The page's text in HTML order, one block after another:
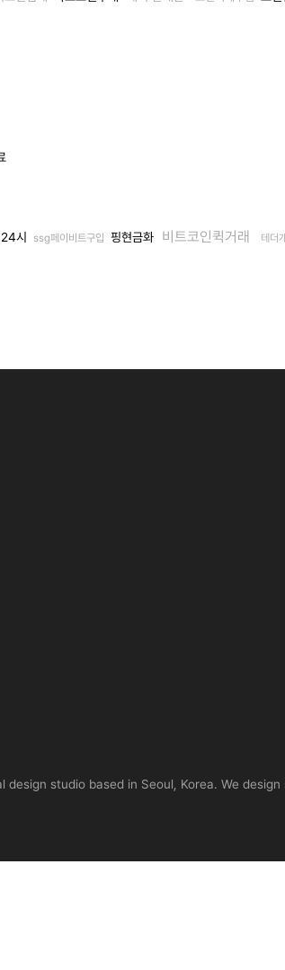
시 ssg페이비트구입 핑현금화 비트코인퀵거래 테더
studio based in Seoul, Korea. We